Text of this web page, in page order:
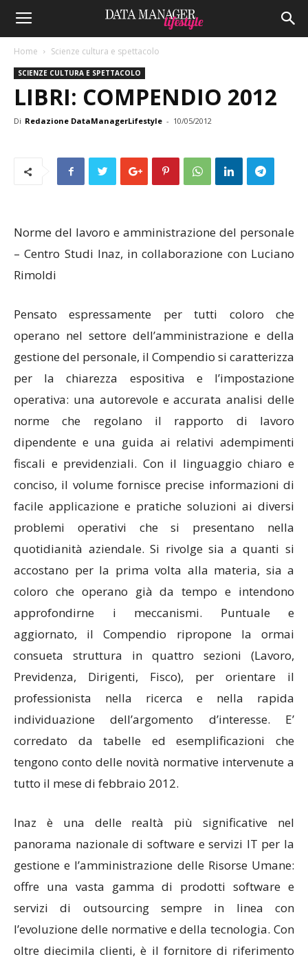
Home Scienze cultura e spettacolo
SCIENZE CULTURA E SPETTACOLO
LIBRI: COMPENDIO 2012
Di Redazione DataManagerLifestyle - 10/05/2012
Norme del lavoro e amministrazione del personale
– Centro Studi Inaz, in collaborazione con Luciano
Rimoldi
Pensato espressamente per tutti coloro che
operano nel settore dell’amministrazione e della
gestione del personale, il Compendio si caratterizza
per la chiarezza espositiva e l’impostazione
operativa: una autorevole e accurata analisi delle
norme che regolano il rapporto di lavoro
dipendente e una guida ai relativi adempimenti
fiscali e previdenziali. Con il linguaggio chiaro e
conciso, il volume fornisce precise informazioni di
facile applicazione e pratiche soluzioni ai diversi
problemi operativi che si presentano nella
quotidianità aziendale. Si rivolge sia a quanti si
accostano per la prima volta alla materia, sia a
coloro che operano già da tempo e intendono
approfondirne i meccanismi. Puntuale e
aggiornato, il Compendio ripropone la ormai
consueta struttura in quattro sezioni (Lavoro,
Previdenza, Dirigenti, Fisco), per orientare il
professionista nella ricerca e nella rapida
individuazione dell’argomento d’interesse. E’
corredato da tabelle ed esemplificazioni che
tengono conto delle novità normative intervenute a
tutto il mese di febbraio 2012.
Inaz è una delle realtà più significative nel
panorama nazionale di software e servizi IT per la
gestione e l’amministrazione delle Risorse Umane:
offre una vasta gamma di prodotti software e
servizi di outsourcing sempre in linea con
l’evoluzione delle normative e della tecnologia. Con
oltre diecimila clienti, è il fornitore di riferimento